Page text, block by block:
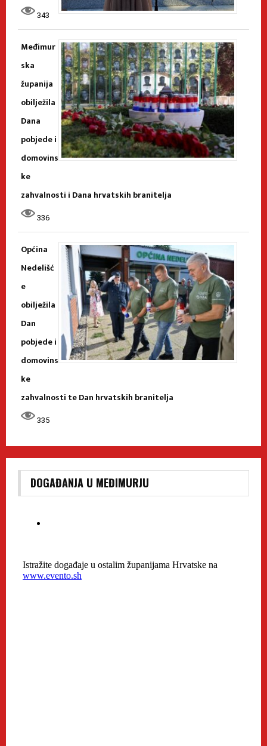
343
Međimur
ska
županija
obilježila
Dana
pobjede i
domovins
ke
zahvalnosti i Dana hrvatskih branitelja
336
Općina
Nedelišć
e
obilježila
Dan
pobjede i
domovins
ke
zahvalnosti te Dan hrvatskih branitelja
335
DOGAĐANJA U MEĐIMURJU